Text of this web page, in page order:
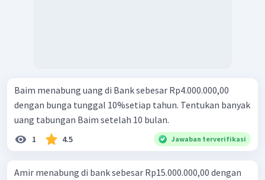
Baim menabung uang di Bank sebesar Rp4.000.000,00
dengan bunga tunggal 10%setiap tahun. Tentukan banyak
uang tabungan Baim setelah 10 bulan.
1 4.5 Jawaban terverifikasi
Amir menabung di bank sebesar Rp15.000.000,00 dengan